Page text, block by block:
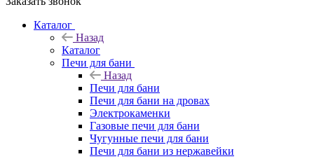
Каталог
Назад
Каталог
Печи для бани
Назад
Печи для бани
Печи для бани на дровах
Электрокаменки
Газовые печи для бани
Чугунные печи для бани
Печи для бани из нержавейки